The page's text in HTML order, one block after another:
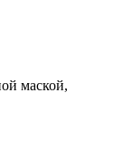
маской,